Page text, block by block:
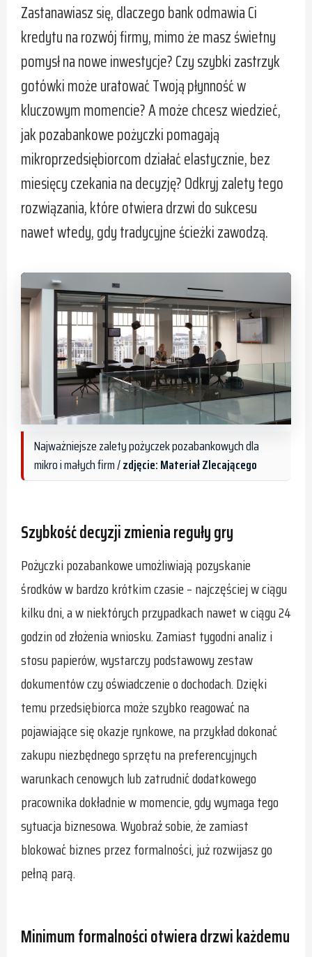
Zastanawiasz się, dlaczego bank odmawia Ci
kredytu na rozwój firmy, mimo że masz świetny
pomysł na nowe inwestycje? Czy szybki zastrzyk
gotówki może uratować Twoją płynność w
kluczowym momencie? A może chcesz wiedzieć,
jak pozabankowe pożyczki pomagają
mikroprzedsiębiorcom działać elastycznie, bez
miesięcy czekania na decyzję? Odkryj zalety tego
rozwiązania, które otwiera drzwi do sukcesu
nawet wtedy, gdy tradycyjne ścieżki zawodzą.
Najważniejsze zalety pożyczek pozabankowych dla
mikro i małych firm /zdjęcie: Materiał Zlecającego
Szybkość decyzji zmienia reguły gry
Pożyczki pozabankowe umożliwiają pozyskanie
środków w bardzo krótkim czasie – najczęściej w ciągu
kilku dni, a w niektórych przypadkach nawet w ciągu 24
godzin od złożenia wniosku. Zamiast tygodni analiz i
stosu papierów, wystarczy podstawowy zestaw
dokumentów czy oświadczenie o dochodach. Dzięki
temu przedsiębiorca może szybko reagować na
pojawiające się okazje rynkowe, na przykład dokonać
zakupu niezbędnego sprzętu na preferencyjnych
warunkach cenowych lub zatrudnić dodatkowego
pracownika dokładnie w momencie, gdy wymaga tego
sytuacja biznesowa.​ Wyobraź sobie, że zamiast
blokować biznes przez formalności, już rozwijasz go
pełną parą.​
Minimum formalności otwiera drzwi każdemu